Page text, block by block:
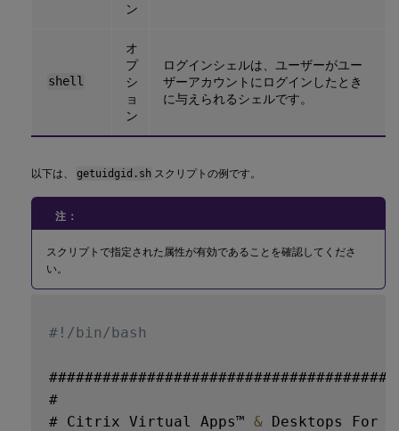
ン
shell
オ
プ
シ
ョ
ン
ログインシェルは、ユーザーがユー
ザーアカウントにログインしたとき
に与えられるシェルです。
以下は、 getuidgid.sh スクリプトの例です。
注：
スクリプトで指定された属性が有効であることを確認してくださ
い。
#!/bin/bash
#
# Citrix Virtual Apps™ & Desktops For